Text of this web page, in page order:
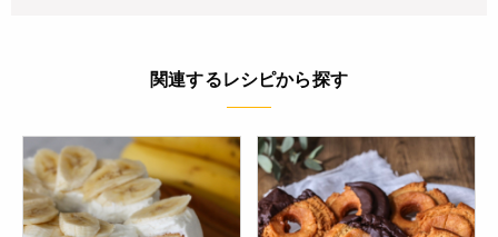
関連するレシピから探す